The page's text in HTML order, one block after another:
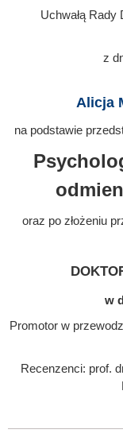
Uchwałą
z
Alicja
na podstawie
oraz po złożeniu
w
Promotor w
Recenzenci: prof.